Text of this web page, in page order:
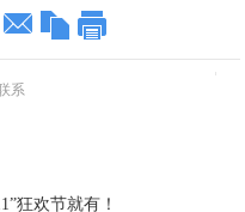
系
狂欢节就有！